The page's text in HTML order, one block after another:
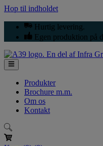
Hop til indholdet
Hurtig levering.
Egen produktion på
Produkter
Brochure m.m.
Om os
Kontakt